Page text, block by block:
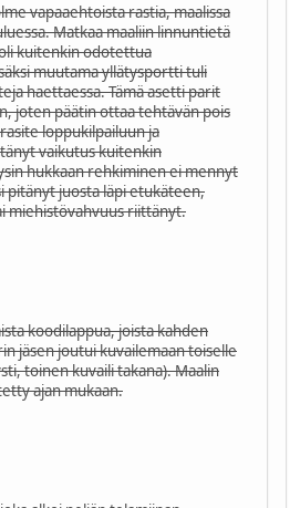
vapaaehtoista rastia, maalissa
Matkaa maaliin linnuntietä
kuitenkin odotettua
muutama yllätysportti tuli
haettaessa. Tämä asetti parit
joten päätin ottaa tehtävän pois
loppukilpailuun ja
vaikutus kuitenkin
hukkaan rehkiminen ei mennyt
pitänyt juosta läpi etukäteen,
miehistövahvuus riittänyt.
koodilappua, joista kahden
jäsen joutui kuvailemaan toiselle
toinen kuvaili takana). Maalin
ajan mukaan.